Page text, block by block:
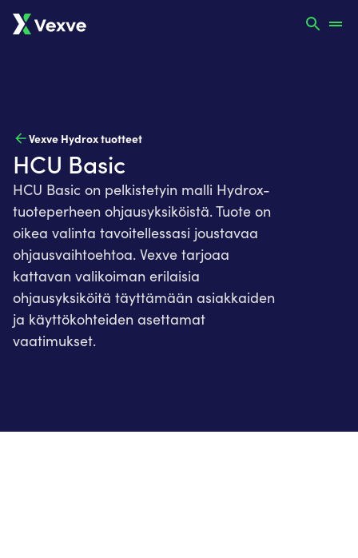
Vexve Hydrox tuotteet
HCU Basic
HCU Basic on pelkistetyin malli Hydrox-
tuoteperheen ohjausyksiköistä. Tuote on
oikea valinta tavoitellessasi joustavaa
ohjausvaihtoehtoa. Vexve tarjoaa
kattavan valikoiman erilaisia
ohjausyksiköitä täyttämään asiakkaiden
ja käyttökohteiden asettamat
vaatimukset.